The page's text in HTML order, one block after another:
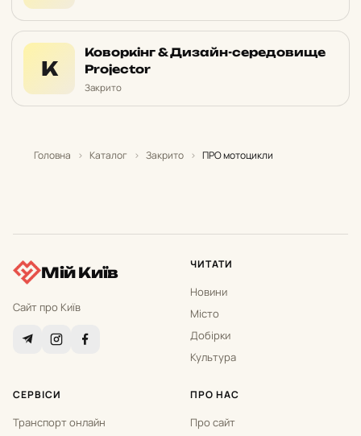
К
Коворкінг & Дизайн-середовище
Projector
Закрито
Головна › Каталог › Закрито › ПРО мотоцикли
Мій Київ
Сайт про Київ
ЧИТАТИ
Новини
Місто
Добірки
Культура
СЕРВІСИ
Транспорт онлайн
ПРО НАС
Про сайт